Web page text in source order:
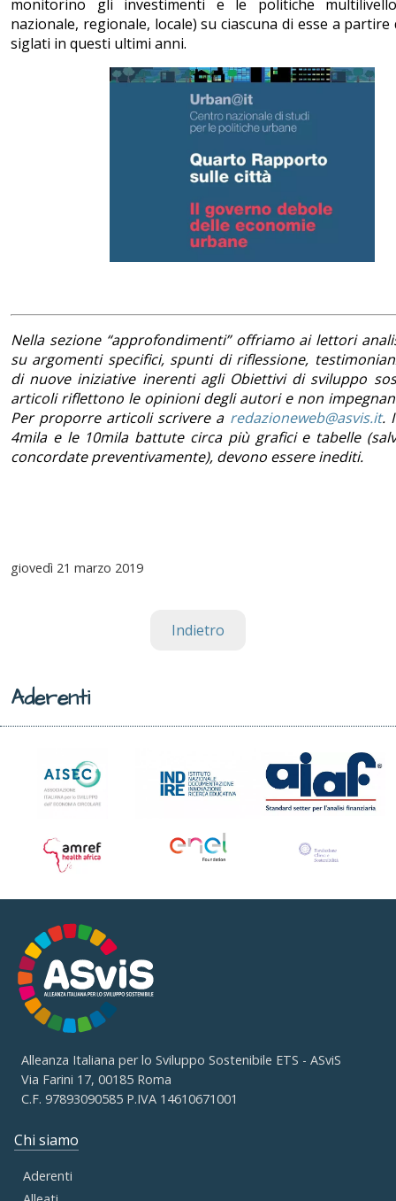
monitorino gli investimenti e le politiche
nazionale, regionale, locale) su ciascuna di esse a
siglati in questi ultimi anni.
Nella sezione “approfondimenti” offriamo ai lettori
su argomenti specifici, spunti di riflessione,
di nuove iniziative inerenti agli Obiettivi di sviluppo
articoli riflettono le opinioni degli autori e non
Per proporre articoli scrivere a redazioneweb@asvis.it.
4mila e le 10mila battute circa più grafici e tabelle
concordate preventivamente), devono essere inediti.
giovedì 21 marzo 2019
Indietro
Aderenti
Alleanza Italiana per lo Sviluppo Sostenibile ETS - ASviS
Via Farini 17, 00185 Roma
C.F. 97893090585 P.IVA 14610671001
Chi siamo
Aderenti